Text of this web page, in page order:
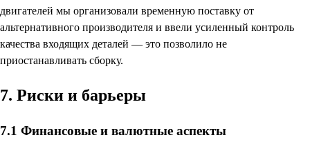
двигателей мы организовали временную поставку от
альтернативного производителя и ввели усиленный контроль
качества входящих деталей — это позволило не
приостанавливать сборку.
7. Риски и барьеры
7.1 Финансовые и валютные аспекты